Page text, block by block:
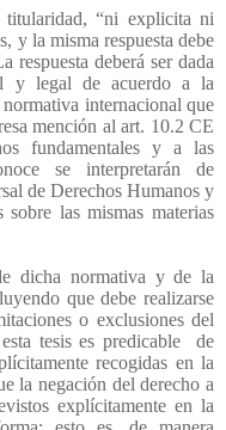
“ni explicita ni
y la misma respuesta debe
respuesta deberá ser dada
y legal de acuerdo a la
internacional que
mención al art. 10.2 CE
fundamentales y a las
se interpretarán de
de Derechos Humanos y
las mismas materias
dicha normativa y de la
que debe realizarse
o exclusiones del
tesis es predicable
de
recogidas en la
la negación del derecho a
explícitamente en la